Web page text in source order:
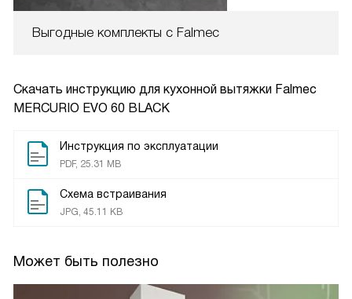
Выгодные комплекты с Falmec
Скачать инструкцию для кухонной вытяжки Falmec
MERCURIO EVO 60 BLACK
Инструкция по эксплуатации
PDF, 25.31 MB
Схема встраивания
JPG, 45.11 KB
Может быть полезно